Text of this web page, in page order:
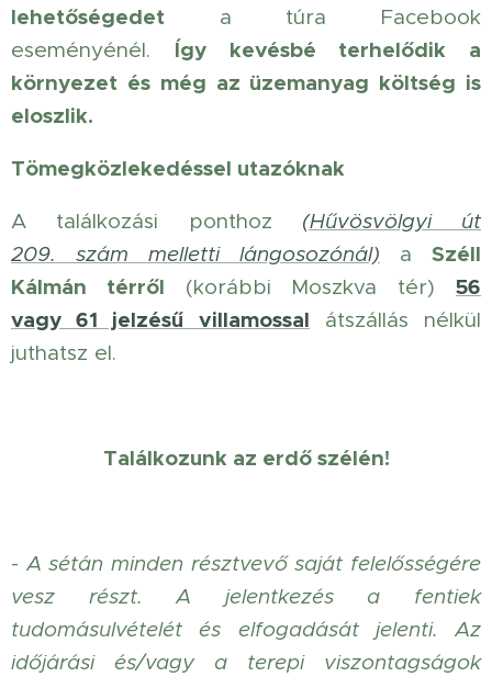
lehetőségedet a túra Facebook
eseményénél. Így kevésbé terhelődik a
környezet és még az üzemanyag költség is
eloszlik.
Tömegközlekedéssel utazóknak
A találkozási ponthoz (Hűvösvölgyi út
209. szám melletti lángosozónál) a Széll
Kálmán térről (korábbi Moszkva tér)56
vagy 61 jelzésű villamossal átszállás nélkül
juthatsz el.
Találkozunk az erdő szélén!
- A sétán minden résztvevő saját felelősségére
vesz részt. A jelentkezés a fentiek
tudomásulvételét és elfogadását jelenti. Az
időjárási és/vagy a terepi viszontagságok